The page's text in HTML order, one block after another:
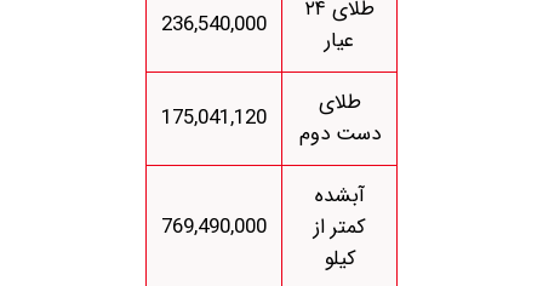
طلای ۲۴
عیار
236,540,000
طلای
دست دوم
175,041,120
آبشده
کمتر از
کیلو
769,490,000